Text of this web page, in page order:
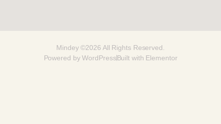
Mindey ©2026 All Rights Reserved.
Powered by WordPressBuilt with Elementor